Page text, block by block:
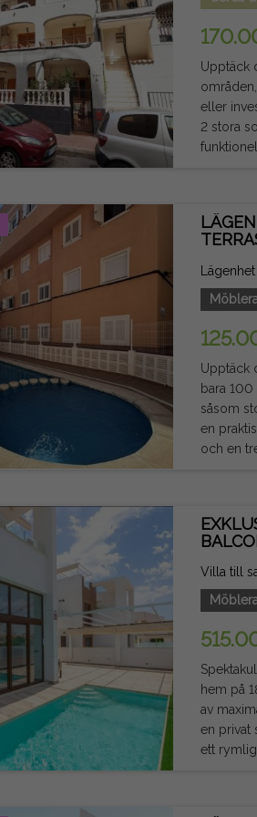
skatter
Upptäck
eller investering för
2 stora
in. Dess
kollektivtrafik och
Torreviejas kust erbjuder. Juridisk
juridiskt
Upptäck
bara 100
såsom
en
och en
semester- eller
indikativ
Villa till
hem på
av maximal komfort
en privat
ett